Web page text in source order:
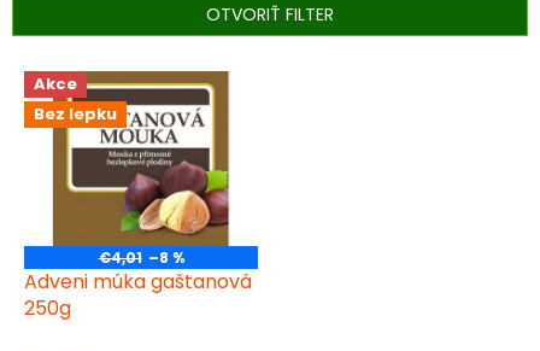
p
o
OTVORIŤ FILTER
V
p
o
d
u
Akce
Bez lepku
€4,01 –8 %
Adveni múka gaštanová
250g